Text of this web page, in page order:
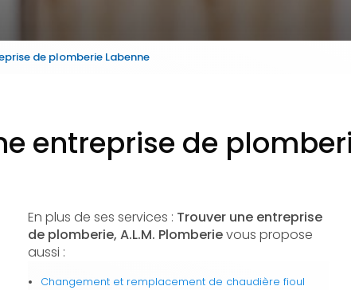
de plomberie Labenne
entreprise de
En plus de ses services : Trouver une entreprise
de plomberie, A.L.M. Plomberievous propose
aussi :
Changement et remplacement de chaudière fioul